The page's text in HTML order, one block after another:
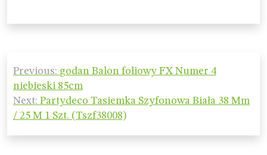
Nawigacja
wpisu
Previous: godan Balon foliowy FX Numer 4
niebieski 85cm
Next: Partydeco Tasiemka Szyfonowa Biała 38 Mm
/ 25 M 1 Szt. (Tszf38008)